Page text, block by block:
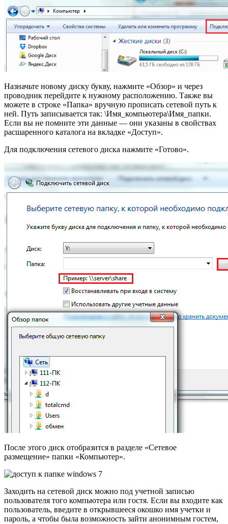
Назначьте новому диску букву, нажмите «Обзор» и через
проводник перейдите к нужному расположению. Также вы
можете в строке «Папка» вручную прописать сетевой путь к
ней. Путь записывается так: \Имя_компьютера\Имя_папки.
Если вы не помните эти данные — они указаны в свойствах
расшаренного каталога на вкладке «Доступ».
Для подключения сетевого диска нажмите «Готово».
После этого диск отобразится в разделе «Сетевое
размещение» папки «Компьютер».
Заходить на сетевой диск можно под учетной записью
пользователя того компьютера или гостя. Если вы входите как
пользователь, введите в открывшееся окошко имя учетки и
пароль, а чтобы была возможность зайти анонимным гостем,